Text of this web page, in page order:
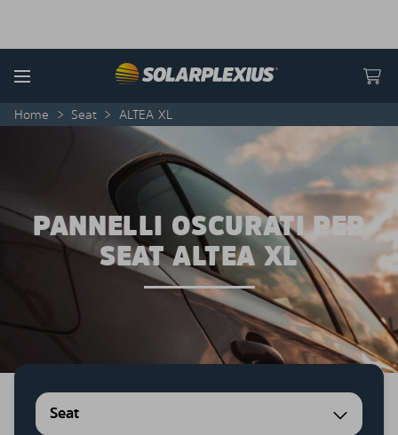
Menu
Home > Seat > ALTEA XL
PANNELLI OSCURATI PER
SEAT ALTEA XL
Seat